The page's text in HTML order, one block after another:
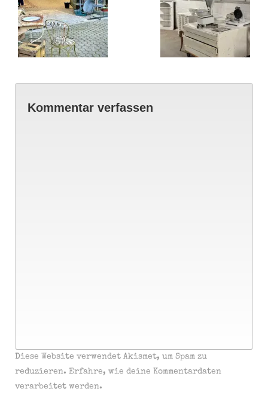
Kommentar verfassen
Diese Website verwendet Akismet, um Spam zu
reduzieren. Erfahre, wie deine Kommentardaten
verarbeitet werden.